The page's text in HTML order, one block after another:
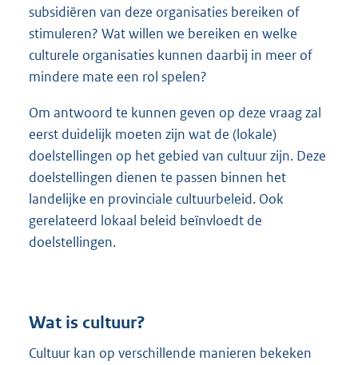
subsidiëren van deze organisaties bereiken of
stimuleren? Wat willen we bereiken en welke
culturele organisaties kunnen daarbij in meer of
mindere mate een rol spelen?
Om antwoord te kunnen geven op deze vraag zal
eerst duidelijk moeten zijn wat de (lokale)
doelstellingen op het gebied van cultuur zijn. Deze
doelstellingen dienen te passen binnen het
landelijke en provinciale cultuurbeleid. Ook
gerelateerd lokaal beleid beïnvloedt de
doelstellingen.
Wat is cultuur?
Cultuur kan op verschillende manieren bekeken